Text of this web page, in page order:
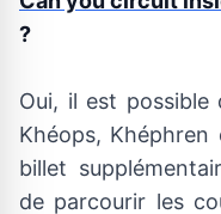
?
Oui, il est possible
Khéops,
billet
de parcourir les